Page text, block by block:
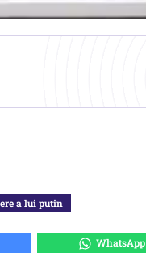
a lui putin
WhatsApp